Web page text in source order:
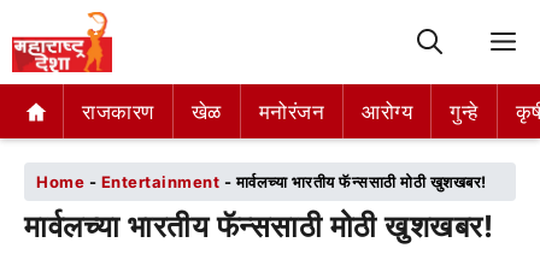
राजकारण खेळ मनोरंजन आरोग्य गुन्हे
राजकारण खेळ मनोरंजन आरोग्य गुन्हे
Home - Entertainment -मार्वलच्या भारतीय फॅन्ससाठी मोठी खुशखबर!
मार्वलच्या भारतीय फॅन्ससाठी मोठी खुशखबर!